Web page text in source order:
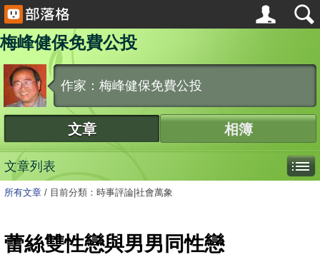
梅峰健保免費公投
作家：梅峰健保免費公投
文章 相簿
文章列表
所有文章 / 目前分類：時事評論|社會萬象
蕾絲雙性戀與男男同性戀